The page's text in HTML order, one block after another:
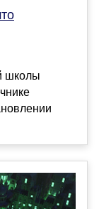
школы